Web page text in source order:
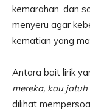
kemarahan, dan
menyeru agar
kematian yang
Antara bait lirik
mereka, kau
dilihat